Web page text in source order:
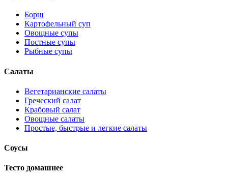
Борщ
Картофельный суп
Овощные супы
Постные супы
Рыбные супы
Салаты
Вегетарианские салаты
Греческий салат
Крабовый салат
Овощные салаты
Простые, быстрые и легкие салаты
Соусы
Тесто домашнее